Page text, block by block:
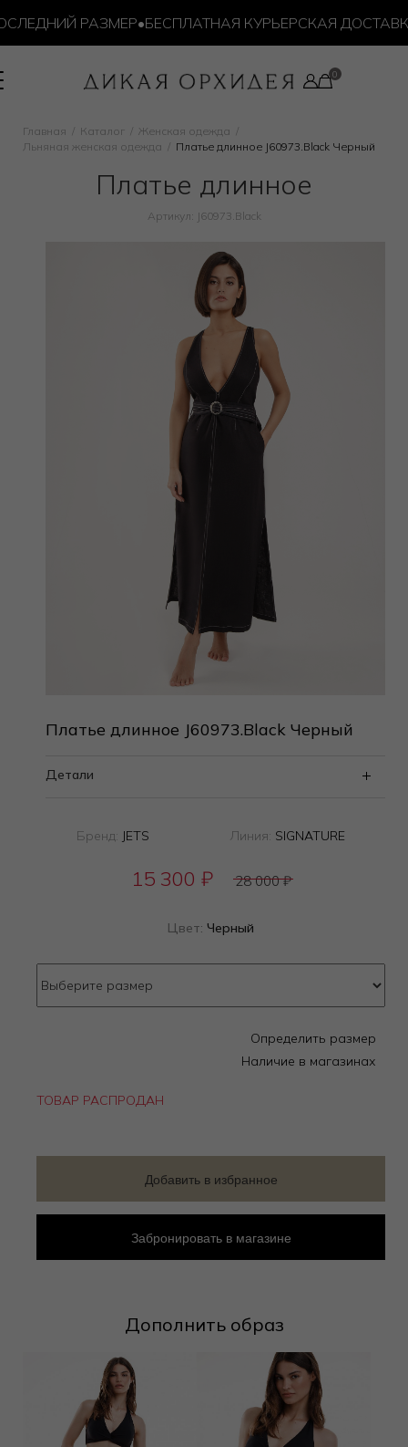
РАЗМЕР•БЕСПЛАТНАЯ КУРЬЕРСКАЯ ДОСТАВКА ОТ
Главная Каталог
Женская одежда
Льняная женская одежда
Платье длинное J60973.Black Черный
Дополнить образ
Платье длинное
Артикул: J60973.Black
Платье длинное J60973.Black Черный
Детали
Бренд: JETS Линия: SIGNATURE
15 300 ₽ 28 000₽
Цвет: Черный
Определить размер
Наличие в магазинах
ТОВАР РАСПРОДАН
Добавить в избранное
Забронировать в магазине